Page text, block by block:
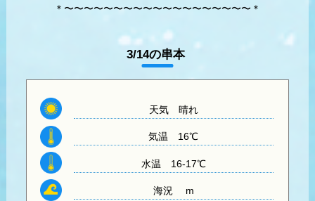
＊〜〜〜〜〜〜〜〜〜〜〜〜〜〜〜〜〜〜〜＊
3/14の串本
天気晴れ
気温 16℃
水温 16-17℃
海況 m